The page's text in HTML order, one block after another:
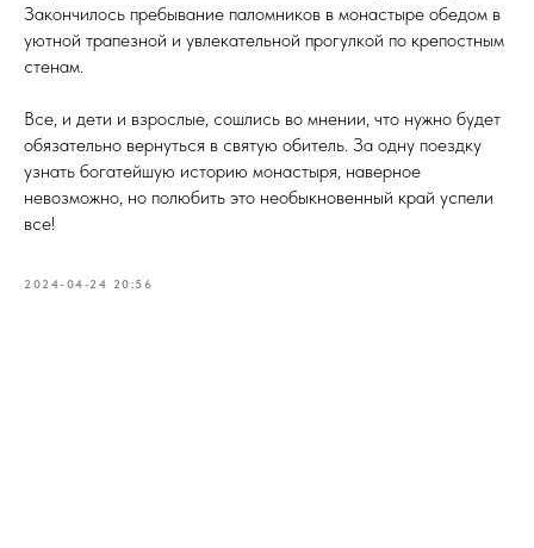
Закончилось пребывание паломников в монастыре обедом в
уютной трапезной и увлекательной прогулкой по крепостным
стенам.
Все, и дети и взрослые, сошлись во мнении, что нужно будет
обязательно вернуться в святую обитель. За одну поездку
узнать богатейшую историю монастыря, наверное
невозможно, но полюбить это необыкновенный край успели
все!
2024-04-24 20:56